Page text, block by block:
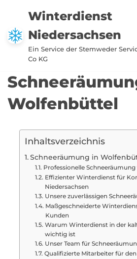
Zum
Inhalt
springen
Winterdienst
Niedersachsen
Ein Service der Stemweder
Co KG
Wolfenbüttel
Inhaltsverzeichnis
Schneeräumung in
Professionelle
Effizienter Winterdienst für
Niedersachsen
Unsere zuverlässigen
Maßgeschneiderte
Kunden
Warum Winterdienst in der
wichtig ist
Unser Team für
Qualifizierte Mitarbeiter für